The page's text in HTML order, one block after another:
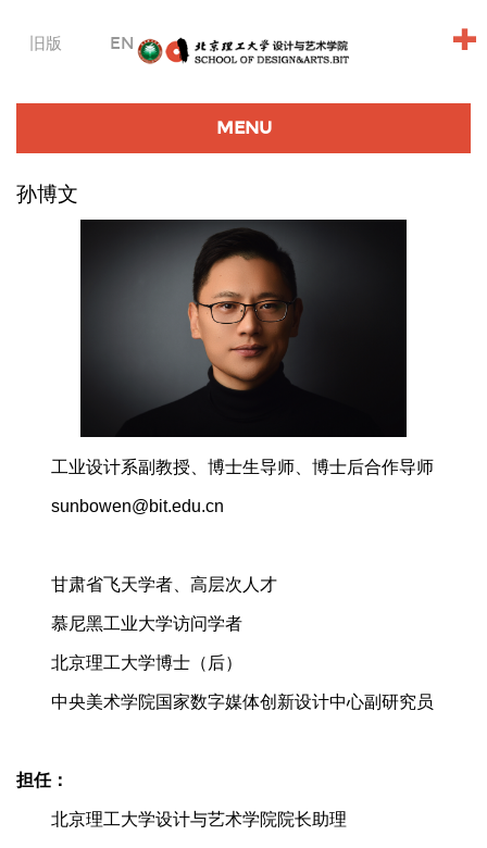
旧版 EN +
MENU
孙博文
工业设计系副教授、博士生导师、博士后合作导师
sunbowen@bit.edu.cn
甘肃省飞天学者、高层次人才
慕尼黑工业大学访问学者
北京理工大学博士（后）
中央美术学院国家数字媒体创新设计中心副研究员
担任：
北京理工大学设计与艺术学院院长助理